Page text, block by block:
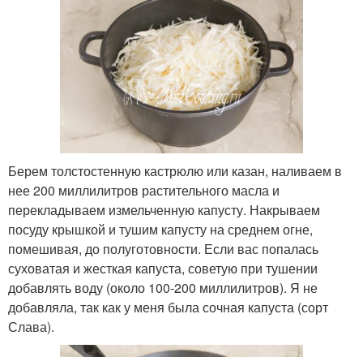
Берем толстостенную кастрюлю или казан, наливаем в
нее 200 миллилитров растительного масла и
перекладываем измельченную капусту. Накрываем
посуду крышкой и тушим капусту на среднем огне,
помешивая, до полуготовности. Если вас попалась
суховатая и жесткая капуста, советую при тушении
добавлять воду (около 100-200 миллилитров). Я не
добавляла, так как у меня была сочная капуста (сорт
Слава).